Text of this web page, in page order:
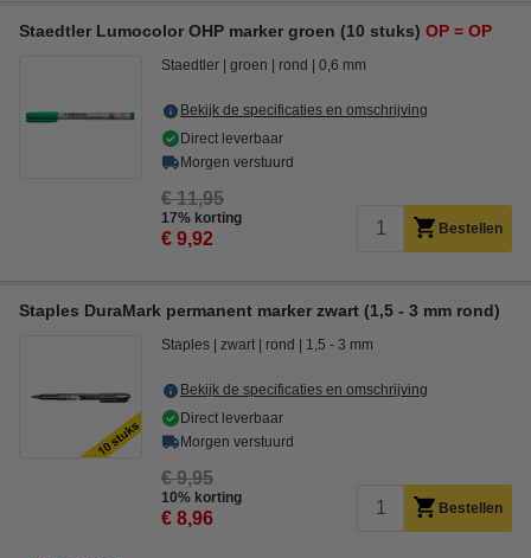
Staedtler Lumocolor OHP marker groen (10 stuks) OP = OP
Staedtler groen rond 0,6 mm
Bekijk de specificaties en omschrijving
Direct leverbaar
Morgen verstuurd
€ 11,95
17% korting
€ 9,92 Bestellen
Staples DuraMark permanent marker zwart (1,5 - 3 mm rond)
Staples zwart rond 1,5 - 3 mm
Bekijk de specificaties en omschrijving
Direct leverbaar
Morgen verstuurd
€ 9,95
10% korting
€ 8,96 Bestellen